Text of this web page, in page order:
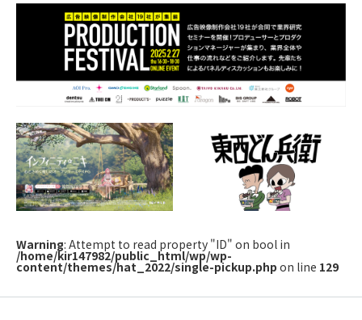
Warning: Attempt to read property "ID" on bool in
/home/kir147982/public_html/wp/wp-
content/themes/hat_2022/single-pickup.php on line 129